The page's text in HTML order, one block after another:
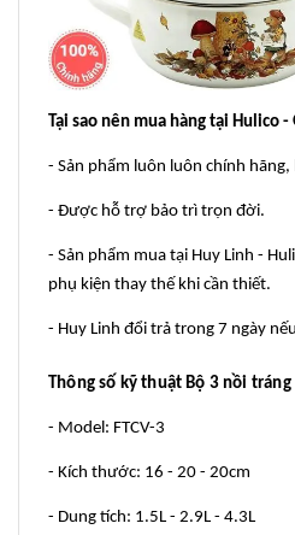
Tại sao nên mua hàng tại Hulico
- Sản phẩm luôn luôn chính
- Được hỗ trợ bảo trì trọn đời.
- Sản phẩm mua tại Huy Linh -
phụ kiện thay thế khi cần thiết.
- Huy Linh đổi trả trong 7 ngày
Thông số kỹ thuật Bộ 3 nồi
- Model: FTCV-3
- Kích thước: 16 - 20 - 20cm
- Dung tích: 1.5L - 2.9L - 4.3L